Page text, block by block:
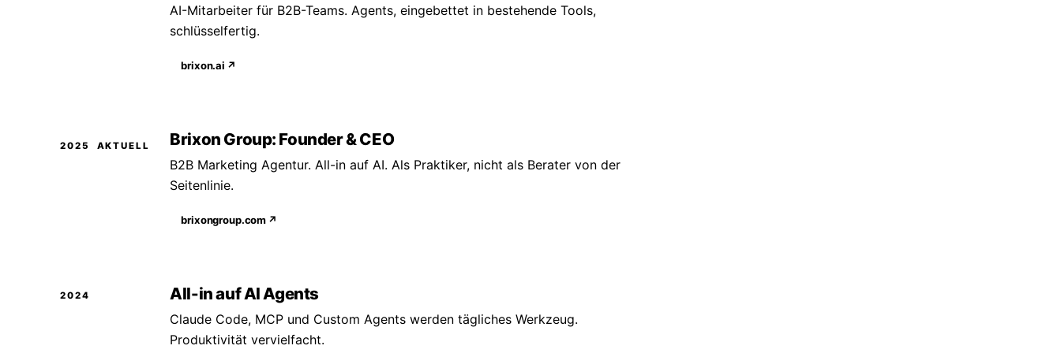
AI-Mitarbeiter für B2B-Teams. Agents, eingebettet in bestehende Tools,
schlüsselfertig.
brixon.ai ↗
2025 AKTUELL Brixon Group: Founder & CEO
B2B Marketing Agentur. All-in auf AI. Als Praktiker, nicht als Berater von der
Seitenlinie.
brixongroup.com ↗
2024 All-in auf AI Agents
Claude Code, MCP und Custom Agents werden tägliches Werkzeug.
Produktivität vervielfacht.